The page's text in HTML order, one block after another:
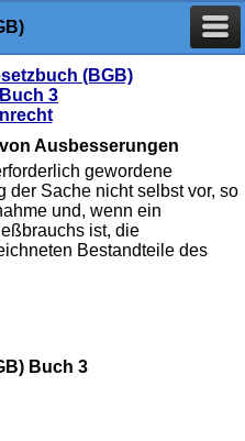
(BGB)
3
Ausbesserungen
gewordene
der Sache nicht selbst vor, so
und, wenn ein
ist, die
Bestandteile des
Buch 3